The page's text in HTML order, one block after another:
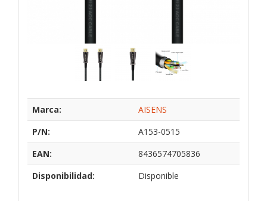
Marca:
AISENS
P/N:
A153-0515
EAN:
8436574705836
Disponibilidad:
Disponible